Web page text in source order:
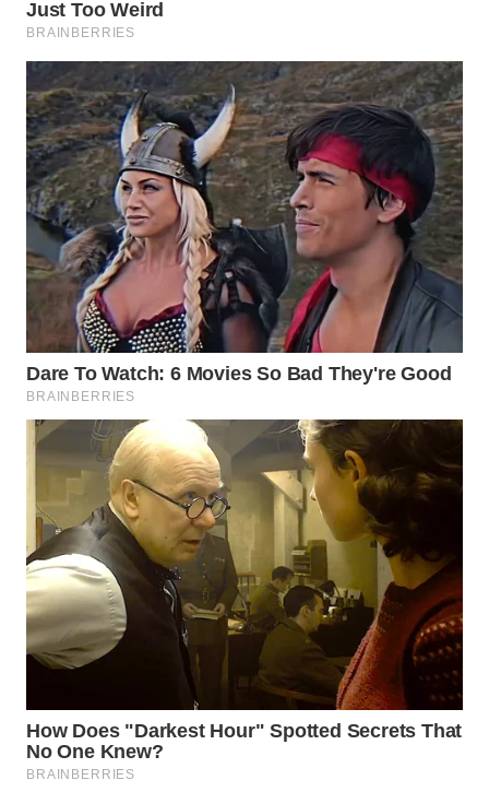
WN
MAJALENGKA
WN
SUBANG
WN
SUKABUMI
WN
PURWAKARTA
WN
PRIANGAN
TIMUR
WN
SEMARANG
WN
SOLO
WN
BOROBUDUR
WN
SURABAYA